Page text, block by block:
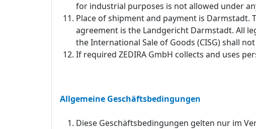
for industrial purposes is not allowed under
Place of shipment and payment is
agreement is the Landgericht Darmstadt. All
the International Sale of Goods (CISG) shall
If required ZEDIRA GmbH collects and uses
Allgemeine Geschäftsbedingungen
Diese Geschäftsbedingungen gelten nur im